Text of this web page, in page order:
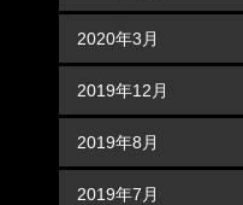
2020年3月
2019年12月
2019年8月
2019年7月